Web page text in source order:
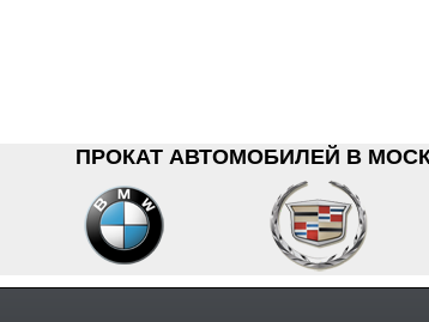
ПРОКАТ АВТОМОБИЛЕЙ В